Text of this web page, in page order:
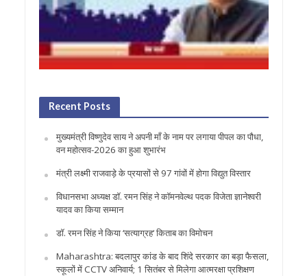
Recent Posts
मुख्यमंत्री विष्णुदेव साय ने अपनी माँ के नाम पर लगाया पीपल का पौधा,
वन महोत्सव-2026 का हुआ शुभारंभ
मंत्री लक्ष्मी राजवाड़े के प्रयासों से 97 गांवों में होगा विद्युत विस्तार
विधानसभा अध्यक्ष डॉ. रमन सिंह ने कॉमनवेल्थ पदक विजेता ज्ञानेश्वरी
यादव का किया सम्मान
डॉ. रमन सिंह ने किया ‘सत्याग्रह‘ किताब का विमोचन
Maharashtra: बदलापुर कांड के बाद शिंदे सरकार का बड़ा फैसला,
स्कूलों में CCTV अनिवार्य; 1 सितंबर से मिलेगा आत्मरक्षा प्रशिक्षण